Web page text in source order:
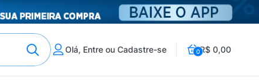
Olá, Entre ou Cadastre-se 0R$ 0,00